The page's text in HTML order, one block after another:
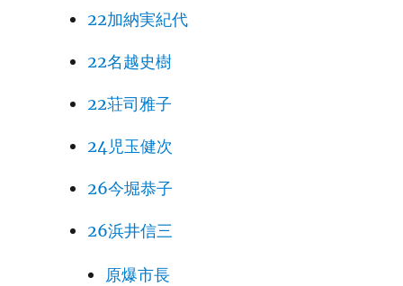
22加納実紀代
22名越史樹
22荘司雅子
24児玉健次
26今堀恭子
26浜井信三
原爆市長